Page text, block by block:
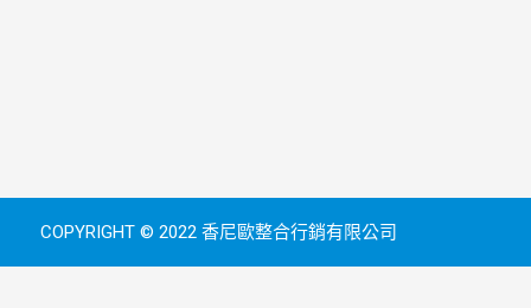
COPYRIGHT © 2022 香尼歐整合行銷有限公司